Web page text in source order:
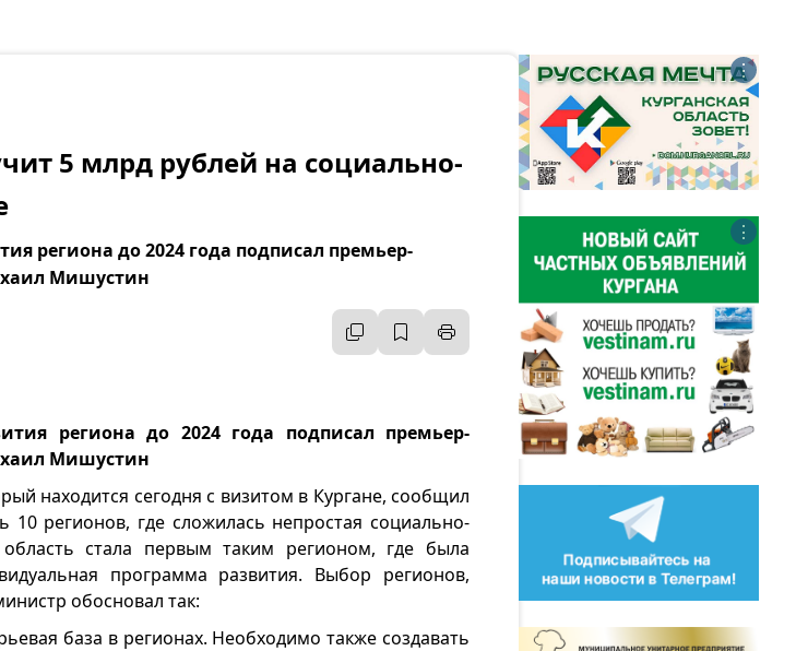
5 млрд рублей на социально-
региона до 2024 года подписал премьер-
Мишустин
региона до 2024 года подписал премьер-
Мишустин
находится сегодня с визитом в Кургане, сообщил
регионов, где сложилась непростая социально-
область стала первым таким регионом, где была
программа развития. Выбор регионов,
обосновал так:
база в регионах. Необходимо также создавать
⋮
⋮